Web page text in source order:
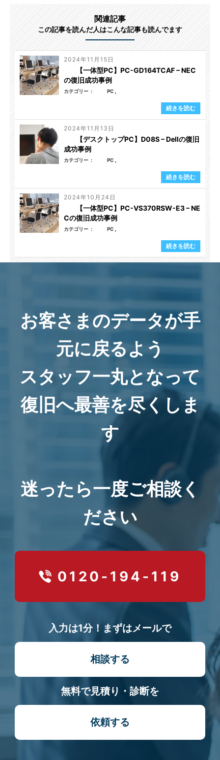
関連記事
この記事を読んだ人はこんな記事も読んでます
2024年11月15日
【一体型PC】PC-GD164TCAF – NEC
の復旧成功事例
カテゴリー PC
続きを読む
2024年11月13日
【デスクトップPC】D08S – Dellの復旧
成功事例
カテゴリー PC
続きを読む
2024年10月24日
【一体型PC】PC-VS370RSW-E3 – NE
Cの復旧成功事例
カテゴリー PC
続きを読む
お客さまのデータが手
元に戻るよう
スタッフ一丸となって
復旧へ最善を尽くしま
す
迷ったら一度ご相談く
ださい
0120-194-119
入力は1分！まずはメールで
相談する
無料で見積り・診断を
依頼する